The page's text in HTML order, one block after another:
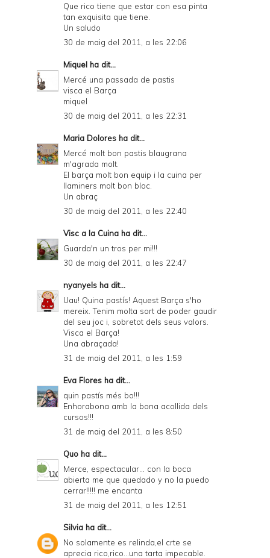
Que rico tiene que estar con esa pinta
tan exquisita que tiene.
Un saludo
30 de maig del 2011, a les 22:06
Miquel ha dit...
Mercé una passada de pastis
visca el Barça
miquel
30 de maig del 2011, a les 22:31
Maria Dolores ha dit...
Mercé molt bon pastis blaugrana
m'agrada molt.
El barça molt bon equip i la cuina per
llaminers molt bon bloc.
Un abraç
30 de maig del 2011, a les 22:40
Visc a la Cuina ha dit...
Guarda'n un tros per mi!!!
30 de maig del 2011, a les 22:47
nyanyels ha dit...
Uau! Quina pastís! Aquest Barça s'ho
mereix. Tenim molta sort de poder gaudir
del seu joc i, sobretot dels seus valors.
Visca el Barça!
Una abraçada!
31 de maig del 2011, a les 1:59
Eva Flores ha dit...
quin pastís més bo!!!
Enhorabona amb la bona acollida dels
cursos!!!
31 de maig del 2011, a les 8:50
Quo ha dit...
Merce, espectacular... con la boca
abierta me que quedado y no la puedo
cerrar!!!!! me encanta
31 de maig del 2011, a les 12:51
Silvia ha dit...
No solamente es relinda,el crte se
aprecia rico,rico...una tarta impecable.